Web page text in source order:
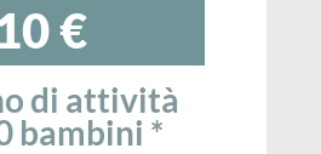
€
di attività
bambini *